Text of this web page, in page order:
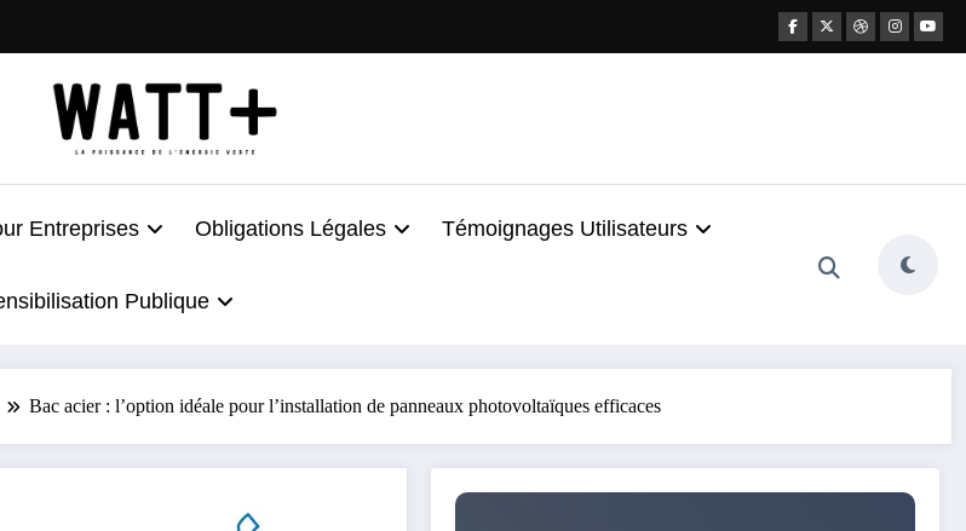
Entreprises Obligations Légales Témoignages Utilisateurs
Publique
Bac acier : l’option idéale pour l’installation de panneaux photovoltaïques efficaces